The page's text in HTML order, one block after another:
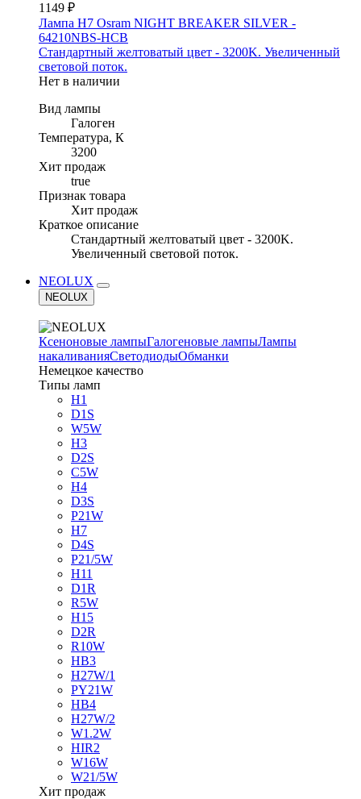
1149 ₽
Лампа H7 Osram NIGHT BREAKER SILVER -
64210NBS-HCB
Стандартный желтоватый цвет - 3200K. Увеличенный
световой поток.
Нет в наличии
Вид лампы
Галоген
Температура, К
3200
Хит продаж
true
Признак товара
Хит продаж
Краткое описание
Стандартный желтоватый цвет - 3200K.
Увеличенный световой поток.
NEOLUX
NEOLUX
Ксеноновые лампыГалогеновые лампыЛампы
накаливанияСветодиодыОбманки
Немецкое качество
Типы ламп
H1
D1S
W5W
H3
D2S
C5W
H4
D3S
P21W
H7
D4S
P21/5W
H11
D1R
R5W
H15
D2R
R10W
HB3
H27W/1
PY21W
HB4
H27W/2
W1.2W
HIR2
W16W
W21/5W
Хит продаж